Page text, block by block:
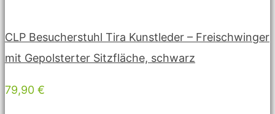
CLP Besucherstuhl Tira Kunstleder – Freischwinger
mit Gepolsterter Sitzfläche, schwarz
79,90 €